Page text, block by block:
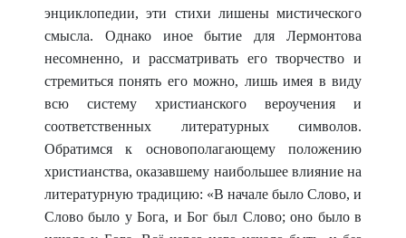
энциклопедии, эти стихи лишены мистического
смысла. Однако иное бытие для Лермонтова
несомненно, и рассматривать его творчество и
стремиться понять его можно, лишь имея в виду
всю систему христианского вероучения и
соответственных литературных символов.
Обратимся к основополагающему положению
христианства, оказавшему наибольшее влияние на
литературную традицию: «В начале было Слово, и
Слово было у Бога, и Бог был Слово; оно было в